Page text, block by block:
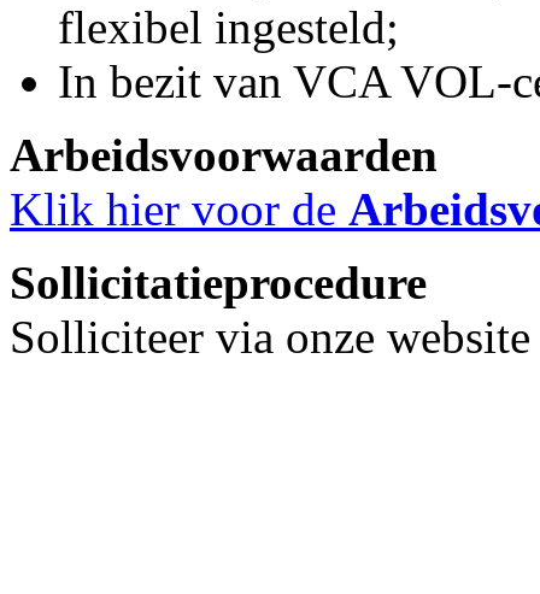
flexibel ingesteld;
In bezit van VCA VOL-
Arbeidsvoorwaarden
Klik hier voor de
Sollicitatieprocedure
Solliciteer via onze